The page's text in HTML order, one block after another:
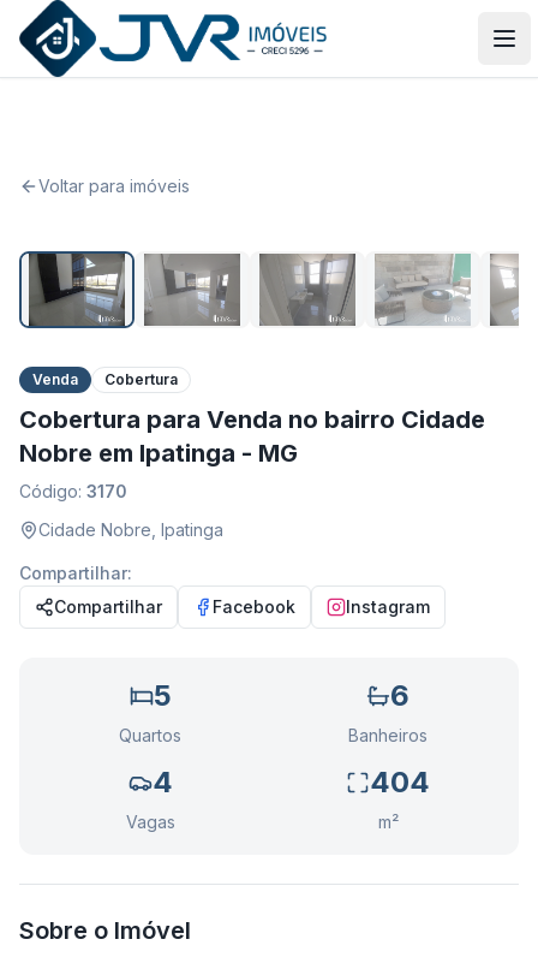
JVR Imóveis
Voltar para imóveis
Venda Cobertura
Cobertura para Venda no bairro Cidade
Nobre em Ipatinga - MG
Código: 3170
Cidade Nobre Ipatinga
Compartilhar:
Compartilhar
Facebook Instagram
5
Quartos
6
Banheiros
4
Vagas
404
m²
Sobre o Imóvel